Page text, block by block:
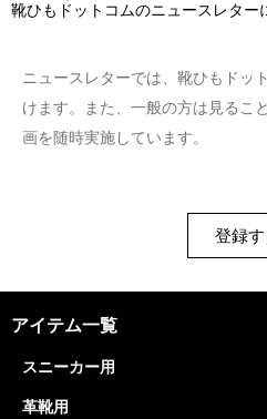
靴ひもドットコムのニュースレター
ニュースレターでは、靴ひもドッ
けます。また、一般の方は見るこ
画を随時実施しています。
登録す
アイテム一覧
スニーカー用
革靴用